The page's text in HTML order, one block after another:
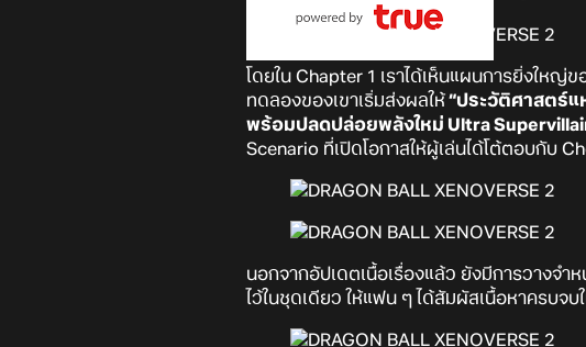
โดยใน Chapter 1 เราได้เห็นแผนการยิ่งใหญ่
ทดลองของเขาเริ่มส่งผลให้“ประวัติศาสตร์แ
พร้อมปลดปล่อยพลังใหม่ Ultra
Scenario ที่เปิดโอกาสให้ผู้เล่นได้โต้ตอบกับ
นอกจากอัปเดตเนื้อเรื่องแล้ว ยังมีการวางจำห
ไว้ในชุดเดียว ให้แฟน ๆ ได้สัมผัสเนื้อหาครบจบ